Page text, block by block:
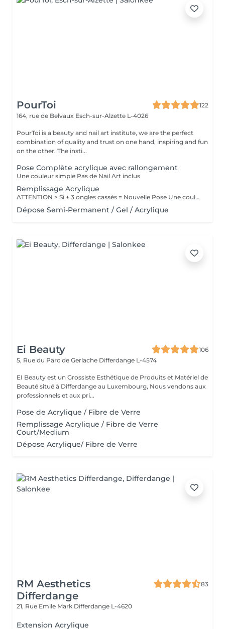
PourToi
122
164, rue de Belvaux Esch-sur-Alzette L-4026
PourToi is a beauty and nail art institute, we are the perfect
combination of quality and trust on one hand, inspiring and fun
on the other. The insti...
Pose Complète acrylique avec rallongement
Une couleur simple Pas de Nail Art inclus
Remplissage Acrylique
ATTENTION > Si + 3 ongles cassés = Nouvelle Pose Une couleur simple Pas de Nail Art inclus
Dépose Semi-Permanent / Gel / Acrylique
Ei Beauty
106
5, Rue du Parc de Gerlache Differdange L-4574
EI Beauty est un Grossiste Esthétique de Produits et Matériel de
Beauté situé à Differdange au Luxembourg, Nous vendons aux
professionnels et aux pri...
Pose de Acrylique / Fibre de Verre
Remplissage Acrylique / Fibre de Verre
Court/Medium
Dépose Acrylique/ Fibre de Verre
RM Aesthetics
Differdange
83
21, Rue Emile Mark Differdange L-4620
Extension Acrylique